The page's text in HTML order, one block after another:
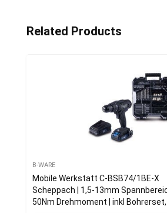
Related Products
B-WARE
Mobile Werkstatt C-BSB74/1BE-X
Scheppach | 1,5-13mm
50Nm Drehmoment | inkl Bohrerset,